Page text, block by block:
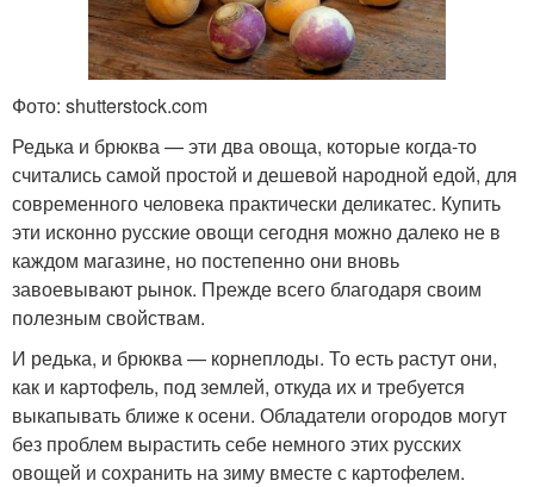
Фото: shutterstock.com
Редька и брюква — эти два овоща, которые когда-то
считались самой простой и дешевой народной едой, для
современного человека практически деликатес. Купить
эти исконно русские овощи сегодня можно далеко не в
каждом магазине, но постепенно они вновь
завоевывают рынок. Прежде всего благодаря своим
полезным свойствам.
И редька, и брюква — корнеплоды. То есть растут они,
как и картофель, под землей, откуда их и требуется
выкапывать ближе к осени. Обладатели огородов могут
без проблем вырастить себе немного этих русских
овощей и сохранить на зиму вместе с картофелем.